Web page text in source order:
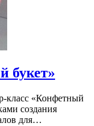
букет»
класс «Конфетный
создания
для…